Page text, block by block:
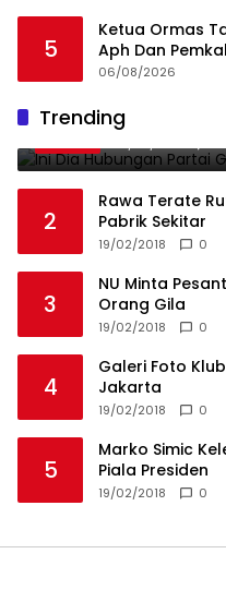
5
Ketua Ormas
Aph Dan
Angkut
06/08/2026
Trending
1
Gerindra
19/02/2018 0
2
Rawa Terate
Pabrik Sekitar
19/02/2018 0
3
NU Minta
Orang Gila
19/02/2018 0
4
Galeri Foto
Jakarta
19/02/2018 0
5
Marko Simic
Piala Presiden
19/02/2018 0